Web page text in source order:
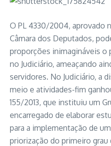
O PL 4330/2004, aprovado
Câmara dos Deputados,
proporções inimagináveis o
no Judiciário, ameaçando
servidores. No Judiciário, a
meio e atividades-fim
155/2013, que instituiu um
encarregado de elaborar
para a implementação de
priorização do primeiro grau